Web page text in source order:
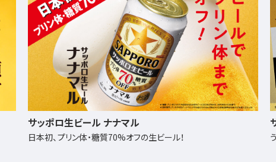
サッポロ GOLD STAR
うまい、どこまでも。